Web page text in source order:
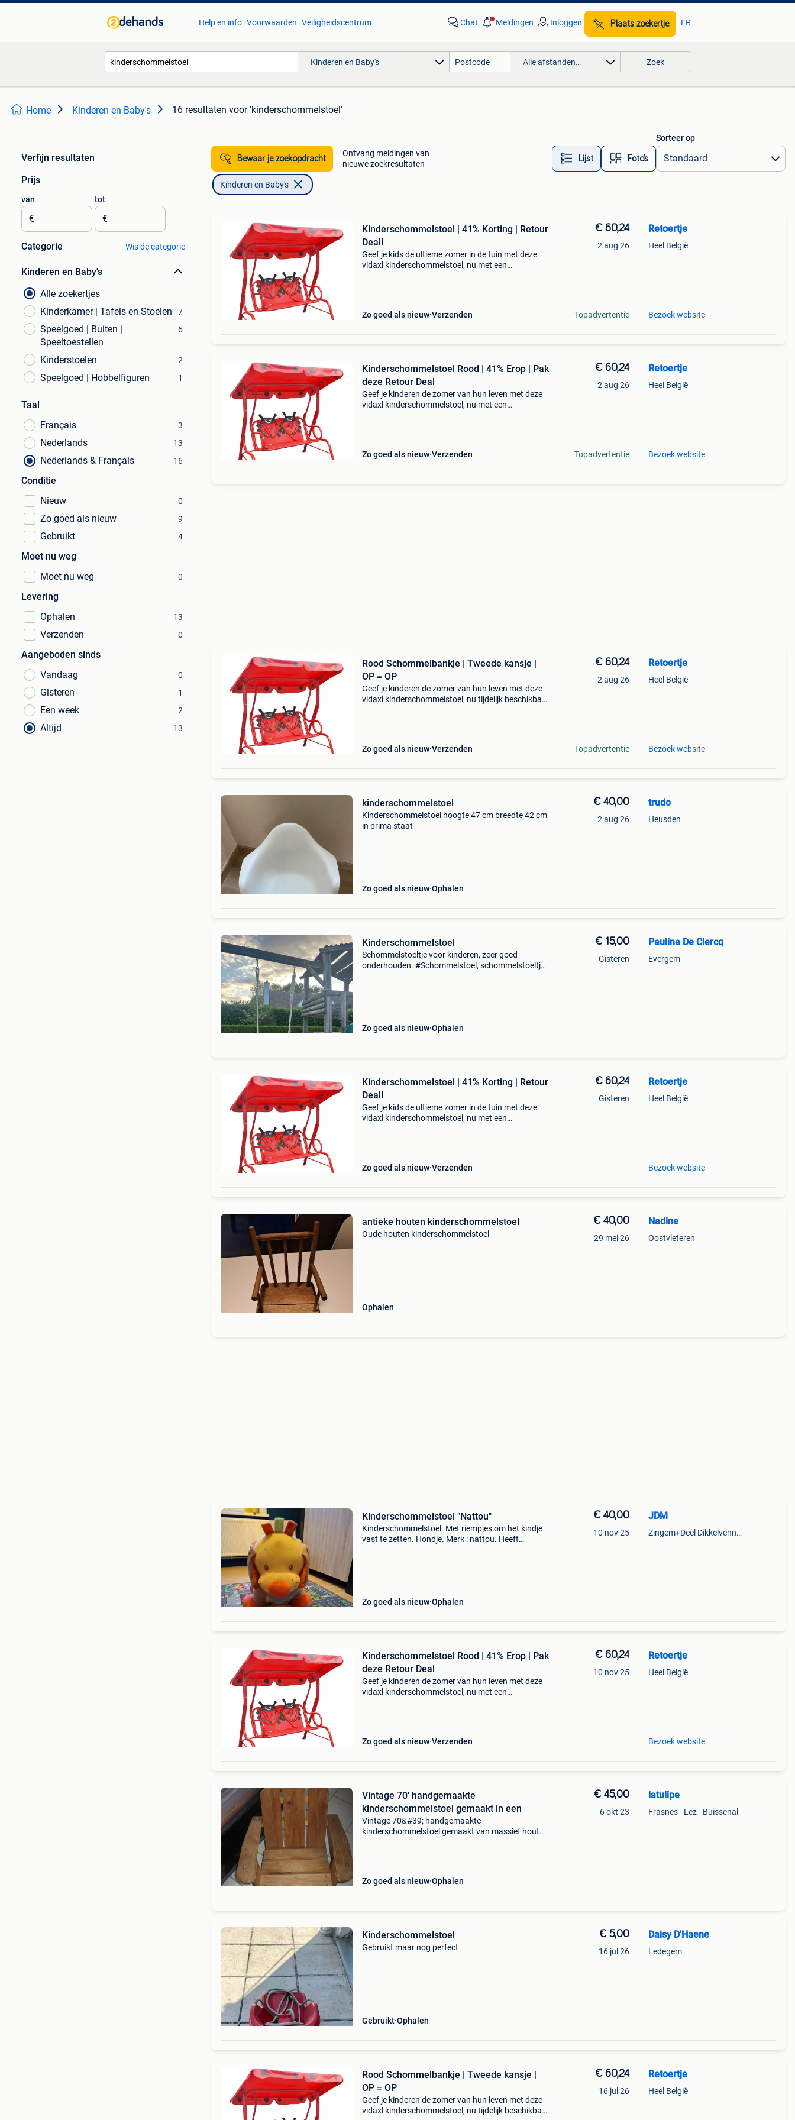
Help en info Voorwaarden Veiligheidscentrum Chat Meldingen Inloggen Plaats zoekertje FR
Kinderen en Baby's Alle afstanden… Zoek
Home Kinderen en Baby's 16 resultaten voor 'kinderschommelstoel'
Verfijn resultaten
Prijs
van
€
tot
€
Categorie Wis de categorie
Kinderen en Baby's
Alle zoekertjes
Kinderkamer | Tafels en Stoelen
7
Speelgoed | Buiten |
Speeltoestellen
6
Kinderstoelen 2
Speelgoed | Hobbelfiguren 1
Taal
Français
3
Nederlands 13
Nederlands & Français 16
Conditie
Nieuw
0
Zo goed als nieuw 9
Gebruikt 4
Moet nu weg
Moet nu weg
0
Levering
Ophalen
13
Verzenden 0
Aangeboden sinds
Vandaag
0
Gisteren 1
Een week 2
Altijd 13
Bewaar je zoekopdracht
Ontvang meldingen van
nieuwe zoekresultaten
Lijst Foto’s
Sorteer op
Kinderen en Baby's
Kinderschommelstoel | 41% Korting | Retour
Deal!
Geef je kids de ultieme zomer in de tuin met deze
vidaxl kinderschommelstoel, nu met een
Zo goed als nieuw Verzenden
€ 60,24
2 aug 26
Topadvertentie
Retoertje
Heel België
Bezoek website
Kinderschommelstoel Rood | 41% Erop | Pak
deze Retour Deal
Geef je kinderen de zomer van hun leven met deze
vidaxl kinderschommelstoel, nu met een
Zo goed als nieuw Verzenden
€ 60,24
2 aug 26
Topadvertentie
Retoertje
Heel België
Bezoek website
Rood Schommelbankje | Tweede kansje |
OP = OP
Geef je kinderen de zomer van hun leven met deze
vidaxl kinderschommelstoel, nu tijdelijk beschikbaar
Zo goed als nieuw Verzenden
€ 60,24
2 aug 26
Topadvertentie
Retoertje
Heel België
Bezoek website
kinderschommelstoel
Kinderschommelstoel hoogte 47 cm breedte 42 cm
in prima staat
Zo goed als nieuw Ophalen
€ 40,00
2 aug 26
trudo
Heusden
Kinderschommelstoel
Schommelstoeltje voor kinderen, zeer goed
onderhouden. #Schommelstoel, schommelstoeltje,
Zo goed als nieuw Ophalen
€ 15,00
Gisteren
Pauline De Clercq
Evergem
Kinderschommelstoel | 41% Korting | Retour
Deal!
Geef je kids de ultieme zomer in de tuin met deze
vidaxl kinderschommelstoel, nu met een
Zo goed als nieuw Verzenden
€ 60,24
Gisteren
Retoertje
Heel België
Bezoek website
antieke houten kinderschommelstoel
Oude houten kinderschommelstoel
Ophalen
€ 40,00
29 mei 26
Nadine
Oostvleteren
Kinderschommelstoel "Nattou"
Kinderschommelstoel. Met riempjes om het kindje
vast te zetten. Hondje. Merk : nattou. Heeft
Zo goed als nieuw Ophalen
€ 40,00
10 nov 25
JDM
Zingem+Deel Dikkelvenne En Nederzwalm-Hermelgem
Kinderschommelstoel Rood | 41% Erop | Pak
deze Retour Deal
Geef je kinderen de zomer van hun leven met deze
vidaxl kinderschommelstoel, nu met een
Zo goed als nieuw Verzenden
€ 60,24
10 nov 25
Retoertje
Heel België
Bezoek website
Vintage 70' handgemaakte
kinderschommelstoel gemaakt in een
Vintage 70&#39; handgemaakte
kinderschommelstoel gemaakt van massief hout
Zo goed als nieuw Ophalen
€ 45,00
6 okt 23
latulipe
Frasnes - Lez - Buissenal
Kinderschommelstoel
Gebruikt maar nog perfect
Gebruikt Ophalen
€ 5,00
16 jul 26
Daisy D'Haene
Ledegem
Rood Schommelbankje | Tweede kansje |
OP = OP
Geef je kinderen de zomer van hun leven met deze
vidaxl kinderschommelstoel, nu tijdelijk beschikbaar
€ 60,24
16 jul 26
Retoertje
Heel België